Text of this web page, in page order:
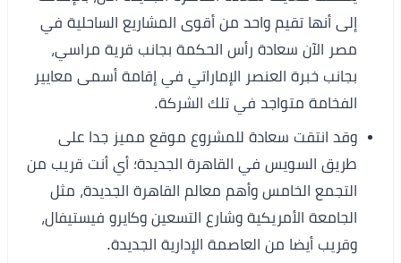
إلى أنها تقيم واحد من أقوى المشاريع الساحلية في
مصر الآن سعادة رأس الحكمة بجانب قرية مراسي،
بجانب خبرة العنصر الإماراتي في إقامة أسمى معايير
الفخامة متواجد في تلك الشركة.
وقد انتقت سعادة للمشروع موقع مميز جدا على
طريق السويس في القاهرة الجديدة؛ أي أنت قريب من
التجمع الخامس وأهم معالم القاهرة الجديدة، مثل
الجامعة الأمريكية وشارع التسعين وكايرو فيستيفال،
وقريب أيضا من العاصمة الإدارية الجديدة.